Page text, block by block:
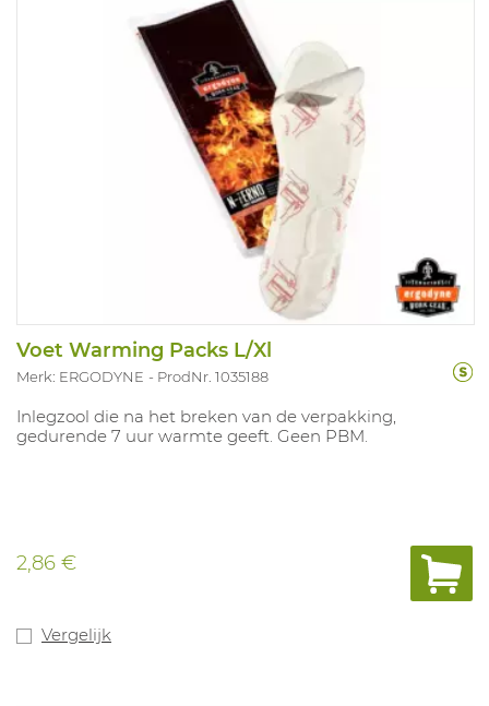
Voet Warming Packs L/Xl
Merk: ERGODYNE ProdNr. 1035188
Inlegzool die na het breken van de verpakking,
gedurende 7 uur warmte geeft. Geen PBM.
2,86 €
Vergelijk